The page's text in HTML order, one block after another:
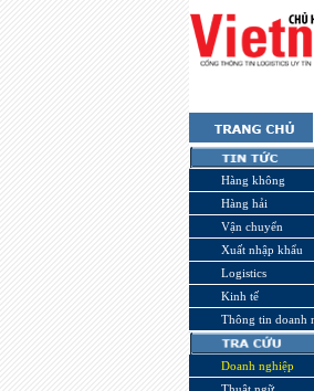
Hàng không
Hàng hải
Vận chuyển
Xuất nhập khẩu
Logistics
Kinh tế
Thông tin doanh
Doanh nghiệp